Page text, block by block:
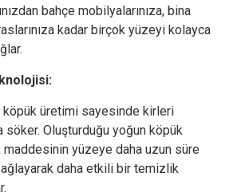
bahçe mobilyalarınıza, bina
kadar birçok yüzeyi kolayca
köpük üretimi sayesinde kirleri
söker. Oluşturduğu yoğun köpük
maddesinin yüzeye daha uzun süre
daha etkili bir temizlik